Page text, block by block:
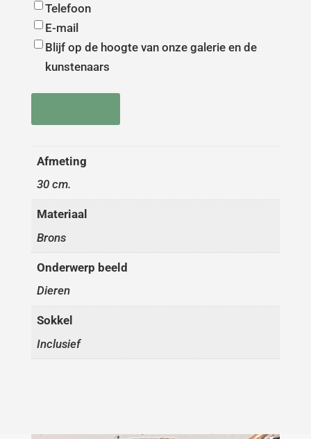
Telefoon
E-mail
Blijf op de hoogte van onze galerie en de
kunstenaars
Afmeting
30 cm.
Materiaal
Brons
Onderwerp beeld
Dieren
Sokkel
Inclusief